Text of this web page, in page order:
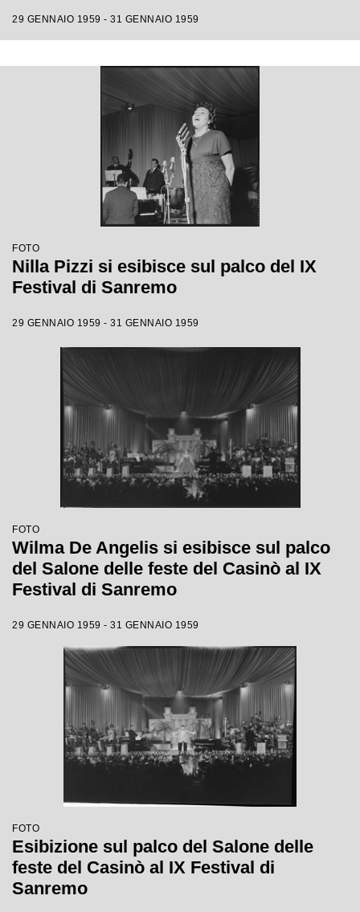
Torrielli, Arturo Testa, Johnny Dorelli,
Achille Togliani, Betty Curtis, Enzo
Tortora, Fausto Cigliano
29 GENNAIO 1959 - 31 GENNAIO 1959
FOTO
Nilla Pizzi si esibisce sul palco del IX
Festival di Sanremo
29 GENNAIO 1959 - 31 GENNAIO 1959
FOTO
Wilma De Angelis si esibisce sul palco
del Salone delle feste del Casinò al IX
Festival di Sanremo
29 GENNAIO 1959 - 31 GENNAIO 1959
FOTO
Esibizione sul palco del Salone delle
feste del Casinò al IX Festival di
Sanremo